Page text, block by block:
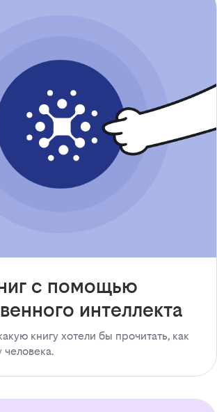
с помощью
интеллекта
книгу хотели бы прочитать, как